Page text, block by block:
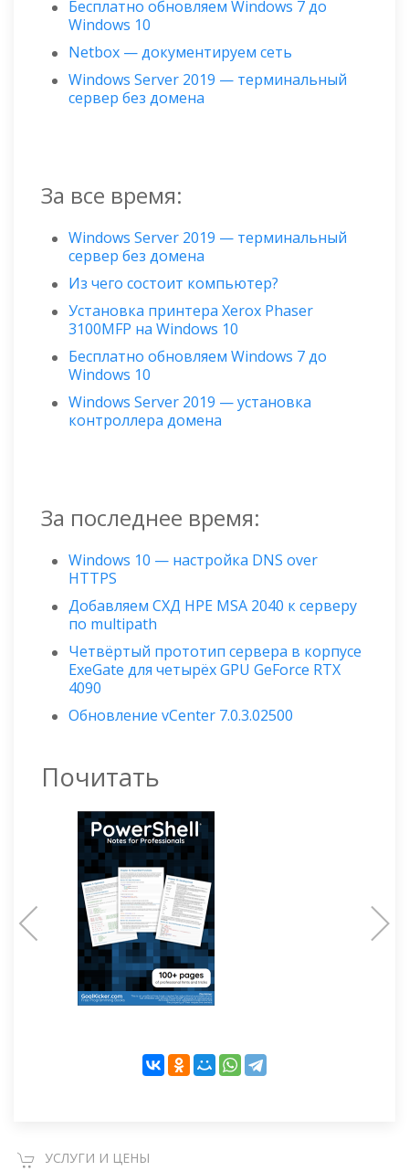
Бесплатно обновляем Windows 7 до
Windows 10
Netbox — документируем сеть
Windows Server 2019 — терминальный
сервер без домена
За все время:
Windows Server 2019 — терминальный
сервер без домена
Из чего состоит компьютер?
Установка принтера Xerox Phaser
3100MFP на Windows 10
Бесплатно обновляем Windows 7 до
Windows 10
Windows Server 2019 — установка
контроллера домена
За последнее время:
Windows 10 — настройка DNS over
HTTPS
Добавляем СХД HPE MSA 2040 к серверу
по multipath
Четвёртый прототип сервера в корпусе
ExeGate для четырёх GPU GeForce RTX
4090
Обновление vCenter 7.0.3.02500
Почитать
УСЛУГИ И ЦЕНЫ